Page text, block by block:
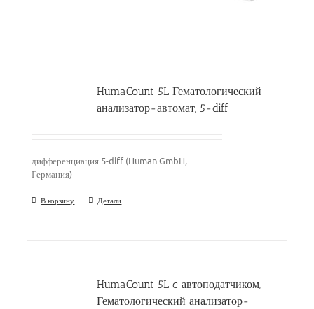
HumaCount 5L Гематологический
анализатор-автомат, 5-diff
дифференциация 5-diff (Human GmbH,
Германия)
В корзину Детали
HumaCount 5L c автоподатчиком,
Гематологический анализатор-